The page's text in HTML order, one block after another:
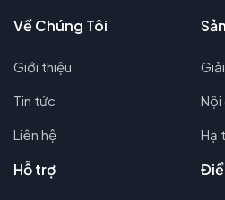
Về Chúng Tôi
Giới thiệu
Tin tức
Liên hệ
Nội
Hạ
Hỗ trợ